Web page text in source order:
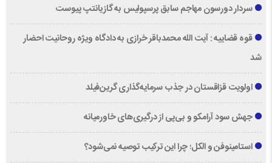
سردار دورسون مهاجم سابق پرسپولیس به گازیانتپ پیوست
قوه قضاییه : آیت الله محمدباقر خرازی به دادگاه ویژه روحانیت احضار
شد
اولویت قزاقستان در جذب سرمایه‌گذاری گرین‌فیلد
جهش سود آرامکو و بی‌پی از درگیری‌های خاورمیانه
استامینوفن و الکل؛ چرا این ترکیب توصیه نمی‌شود؟